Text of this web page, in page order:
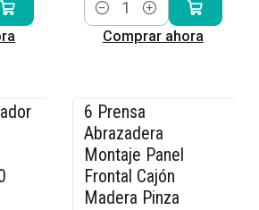
Cantidad
Comprar ahora
-20% OFF
6 Prensa
Abrazadera
Montaje Panel
Frontal Cajón
Madera Pinza